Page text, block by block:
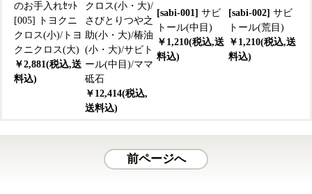
のお手入れｾｯﾄ
[005] トヨクニ
クロス(小)/トヨ
クニクロス(大)
￥2,881(税込,送
料込)
クロス(小・大)/
さびとりつや之
助(小・大)/椿油
(小・大)/サビト
ール(中目)/ママ
砥石
￥12,414(税込,
送料込)
[sabi-001] サビ
トール(中目)
￥1,210(税込,送
料込)
[sabi-002] サビ
トール(荒目)
￥1,210(税込,送
料込)
前ページへ